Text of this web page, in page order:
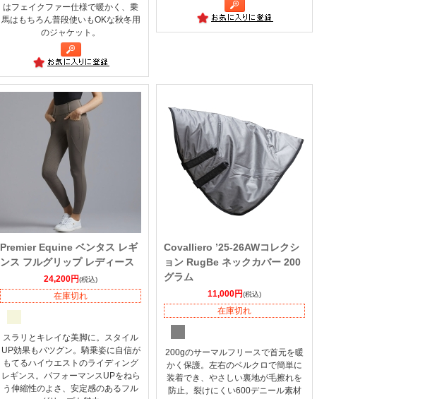
はフェイクファー仕様で暖かく、乗
馬はもちろん普段使いもOKな秋冬用
のジャケット。
Premier Equine ベンタス レギ
ンス フルグリップ レディース
24,200円(税込)
在庫切れ
スラリとキレイな美脚に。スタイル
UP効果もバツグン。騎乗姿に自信が
もてるハイウエストのライディング
レギンス。パフォーマンスUPをねら
う伸縮性のよさ、安定感のあるフル
Covalliero ’25-26AWコレクシ
ョン RugBe ネックカバー 200
グラム
11,000円(税込)
在庫切れ
200gのサーマルフリースで首元を暖
かく保護。左右のベルクロで簡単に
装着でき、やさしい裏地が毛擦れを
防止。裂けにくい600デニール素材